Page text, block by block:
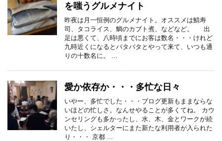
を嗤うグルメナイト
昨夜は月一恒例のグルメナイト。オススメは鯖寿
司、タコライス、鯛のカブト煮、などなど。 出
足は悪くて、八時頃までにお客は数名・・・けれど
九時近くになるとバタバタとやって来て、いつも通
りの十数名に。 ...
愛か依存か・・・多忙な日々
いやー、多忙でした・・・ブログ更新もままならな
いほどの忙しさ。なんせやることが多くてね。 カウ
ンセリングも多かったし、水、木、金とワークが続
いたし、シェルターにまた新たな利用者が入られた
り・・・ 京都 ...